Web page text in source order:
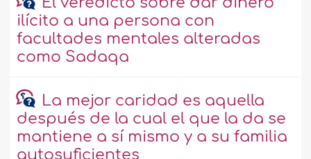
ilícito a una persona con
facultades mentales alteradas
como Sadaqa
La mejor caridad es aquella
después de la cual el que la da se
mantiene a sí mismo y a su familia
autosuficientes